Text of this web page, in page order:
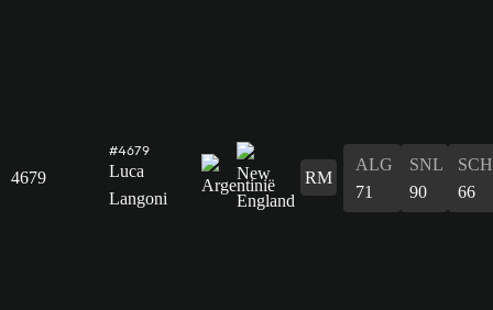
4679
#4679
Luca
Langoni
RM
ALG
71
SNL
90
SCH
66